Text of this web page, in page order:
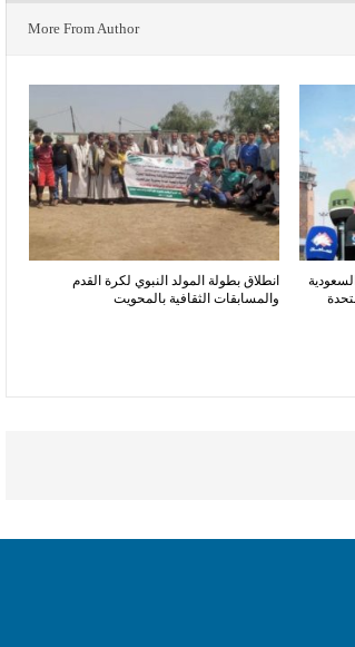
More From Author
انطلاق بطولة المولد النبوي لكرة القدم
والمسابقات الثقافية بالمحويت